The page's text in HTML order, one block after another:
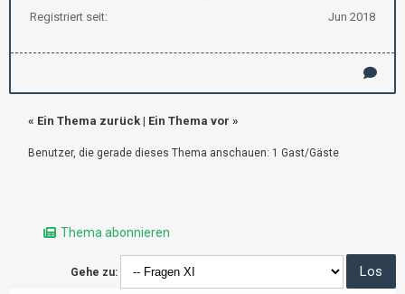
Registriert seit: Jun 2018
« Ein Thema zurück | Ein Thema vor »
Benutzer, die gerade dieses Thema anschauen: 1 Gast/Gäste
Thema abonnieren
Gehe zu: